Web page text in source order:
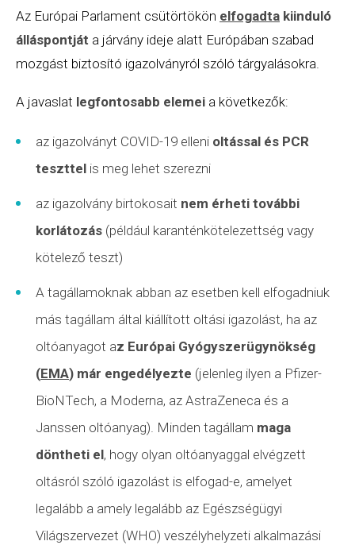
Az Európai Parlament csütörtökön elfogadta kiinduló
álláspontját a járvány ideje alatt Európában szabad
mozgást biztosító igazolványról szóló tárgyalásokra.
A javaslat legfontosabb elemei a következők:
az igazolványt COVID-19 elleni oltással és PCR
teszttel is meg lehet szerezni
az igazolvány birtokosait nem érheti további
korlátozás (például karanténkötelezettség vagy
kötelező teszt)
A tagállamoknak abban az esetben kell elfogadniuk
más tagállam által kiállított oltási igazolást, ha az
oltóanyagot az Európai Gyógyszerügynökség
(EMA) már engedélyezte (jelenleg ilyen a Pfizer-
BioNTech, a Moderna, az AstraZeneca és a
Janssen oltóanyag). Minden tagállam maga
döntheti el, hogy olyan oltóanyaggal elvégzett
oltásról szóló igazolást is elfogad-e, amelyet
legalább a amely legalább az Egészségügyi
Világszervezet (WHO) veszélyhelyzeti alkalmazási